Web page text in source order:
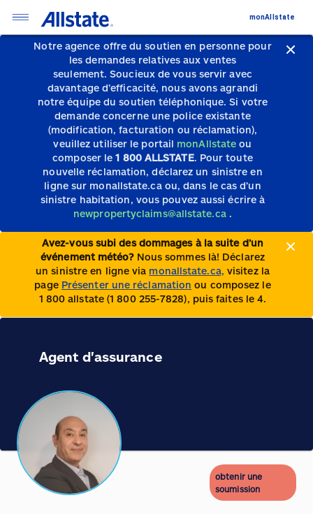
Notre agence offre du soutien en personne pour
les demandes relatives aux ventes
seulement.Soucieux de vous servir avec
davantage d’efficacité, nous avons agrandi
notre équipe du soutien téléphonique.Si votre
demande concerne une police existante
(modification, facturation ou réclamation),
veuillez utiliser le portail monAllstate ou
composer le1 800 ALLSTATE. Pour toute
nouvelle réclamation, déclarez un sinistre en
ligne sur monallstate.ca ou, dans le cas d’un
sinistre habitation, vous pouvez aussi écrire à
newpropertyclaims@allstate.ca .
Avez-vous subi des dommages à la suite d’un
événement météo? Nous sommes là! Déclarez
un sinistre en ligne via monallstate.ca, visitez la
page Présenter une réclamation ou composez le
1 800 allstate (1 800 255-7828), puis faites le 4.
monAllstate
Agent d'assurance
obtenir une
soumission